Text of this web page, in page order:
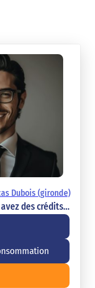
Dubois (gironde)
des crédits…